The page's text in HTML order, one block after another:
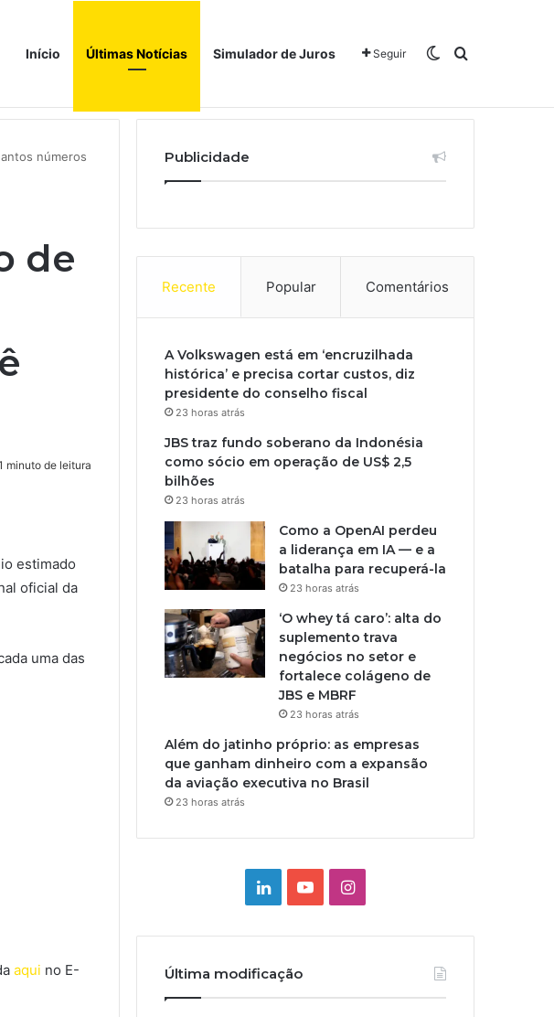
Início Últimas Notícias Simulador de Juros Seguir Switch skin
Procurar por
do conselho fiscal
números
de
minuto de leitura
estimado
oficial da
uma das
aqui no E-
Publicidade
Recente Popular Comentários
A Volkswagen está em ‘encruzilhada
histórica’ e precisa cortar custos, diz
presidente do conselho fiscal
23 horas atrás
JBS traz fundo soberano da Indonésia
como sócio em operação de US$ 2,5
bilhões
23 horas atrás
Como a OpenAI perdeu
a liderança em IA — e a
batalha para recuperá-la
23 horas atrás
‘O whey tá caro’: alta do
suplemento trava
negócios no setor e
fortalece colágeno de
JBS e MBRF
23 horas atrás
Além do jatinho próprio: as empresas
que ganham dinheiro com a expansão
da aviação executiva no Brasil
23 horas atrás
LinkedinYouTubeInstagram
Última modificação